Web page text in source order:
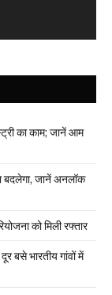
का काम; जानें आम
बदलेगा, जानें अनलॉक
को मिली रफ्तार
बसे भारतीय गांवों में